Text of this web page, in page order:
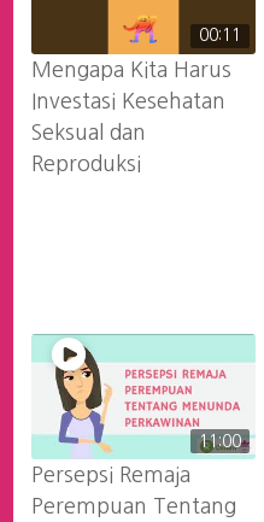
00:11
Mengapa Kita Harus
Investasi Kesehatan
Seksual dan
Reproduksi
11:00
Persepsi Remaja
Perempuan Tentang